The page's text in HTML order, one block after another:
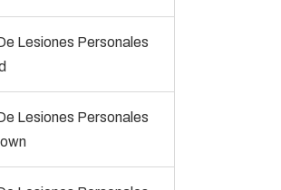
Lesiones Personales
Lesiones Personales